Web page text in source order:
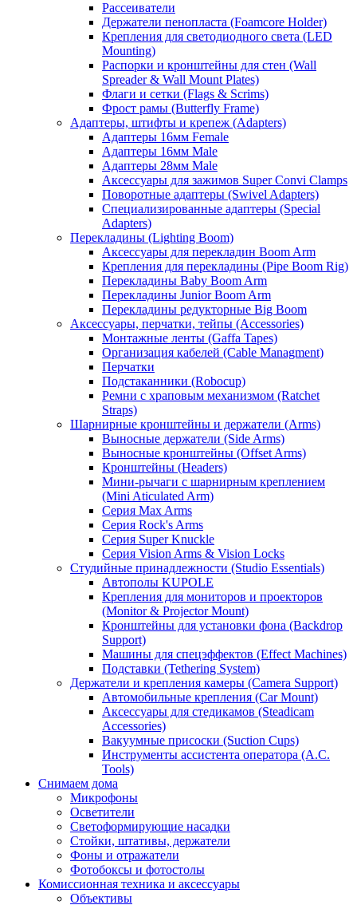
Рассеиватели
Держатели пенопласта (Foamcore Holder)
Крепления для светодиодного света (LED
Mounting)
Распорки и кронштейны для стен (Wall
Spreader & Wall Mount Plates)
Флаги и сетки (Flags & Scrims)
Фрост рамы (Butterfly Frame)
Адаптеры, штифты и крепеж (Adapters)
Адаптеры 16мм Female
Адаптеры 16мм Male
Адаптеры 28мм Male
Аксессуары для зажимов Super Convi Clamps
Поворотные адаптеры (Swivel Adapters)
Специализированные адаптеры (Special
Adapters)
Перекладины (Lighting Boom)
Аксессуары для перекладин Boom Arm
Крепления для перекладины (Pipe Boom Rig)
Перекладины Baby Boom Arm
Перекладины Junior Boom Arm
Перекладины редукторные Big Boom
Аксессуары, перчатки, тейпы (Accessories)
Монтажные ленты (Gaffa Tapes)
Организация кабелей (Cable Managment)
Перчатки
Подстаканники (Robocup)
Ремни с храповым механизмом (Ratchet
Straps)
Шарнирные кронштейны и держатели (Arms)
Выносные держатели (Side Arms)
Выносные кронштейны (Offset Arms)
Кронштейны (Headers)
Мини-рычаги с шарнирным креплением
(Mini Aticulated Arm)
Серия Max Arms
Серия Rock's Arms
Серия Super Knuckle
Серия Vision Arms & Vision Locks
Студийные принадлежности (Studio Essentials)
Автополы KUPOLE
Крепления для мониторов и проекторов
(Monitor & Projector Mount)
Кронштейны для установки фона (Backdrop
Support)
Машины для спецэффектов (Effect Machines)
Подставки (Tethering System)
Держатели и крепления камеры (Camera Support)
Автомобильные крепления (Car Mount)
Аксессуары для стедикамов (Steadicam
Accessories)
Вакуумные присоски (Suction Cups)
Инструменты ассистента оператора (A.C.
Tools)
Снимаем дома
Микрофоны
Осветители
Светоформирующие насадки
Стойки, штативы, держатели
Фоны и отражатели
Фотобоксы и фотостолы
Комиссионная техника и аксессуары
Объективы